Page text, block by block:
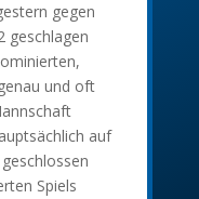
gegen
geschlagen
und oft
auf
Spiels